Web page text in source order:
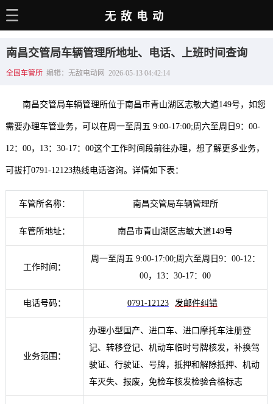
电动百科
充电站
用车百科
销量榜
无敌电动
南昌交管局车辆管理所地址、电话、上班时间查询
全国车管所 编辑：无敌电动网 2026-05-13 04:42:14
南昌交管局车辆管理所位于南昌市青山湖区志敏大道149号，如您
需要办理车管业务，可以在周一至周五 9:00-17:00;周六至周日9：00-
12：00，13：30-17：00这个工作时间段前往办理，想了解更多业务，
可拔打0791-12123热线电话咨询。详情如下表：
车管所名称： 南昌交管局车辆管理所
车管所地址： 南昌市青山湖区志敏大道149号
工作时间：
周一至周五 9:00-17:00;周六至周日9：00-12：
00，13：30-17：00
电话号码： 0791-12123 发邮件纠错
业务范围：
办理小型国产、进口车、进口摩托车注册登
记、转移登记、机动车临时号牌核发，补换驾
驶证、行驶证、号牌，抵押和解除抵押、机动
车灭失、报废，免检车核发检验合格标志